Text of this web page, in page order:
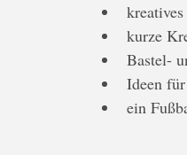
kurze
Bastel-
Ideen
ein